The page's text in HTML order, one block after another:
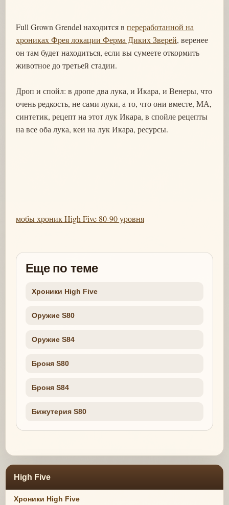
Full Grown Grendel находится в переработанной на
хрониках Фрея локации Ферма Диких Зверей, веренее
он там будет находиться, если вы сумеете откормить
животное до третьей стадии.
Дроп и спойл: в дропе два лука, и Икара, и Венеры, что
очень редкость, не сами луки, а то, что они вместе, МА,
синтетик, рецепт на этот лук Икара, в спойле рецепты
на все оба лука, кеи на лук Икара, ресурсы.
мобы хроник High Five 80-90 уровня
Еще по теме
Хроники High Five
Оружие S80
Оружие S84
Броня S80
Броня S84
Бижутерия S80
High Five
Хроники High Five